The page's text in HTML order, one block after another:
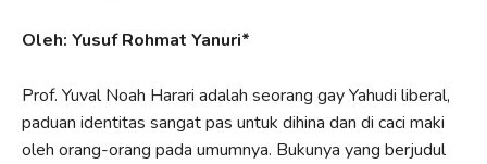
Oleh: Yusuf Rohmat Yanuri*
Prof. Yuval Noah Harari adalah seorang gay Yahudi liberal,
paduan identitas sangat pas untuk dihina dan di caci maki
oleh orang-orang pada umumnya. Bukunya yang berjudul